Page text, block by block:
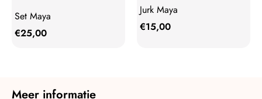
Set Maya
€25,00
Jurk Maya
€15,00
Meer informatie